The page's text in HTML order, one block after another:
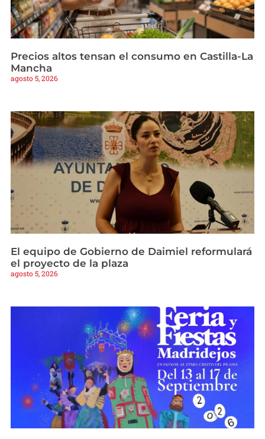
Precios altos tensan el consumo en Castilla-La
Mancha
agosto 5, 2026
El equipo de Gobierno de Daimiel reformulará
el proyecto de la plaza
agosto 5, 2026